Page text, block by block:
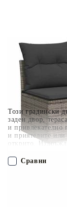
Този градински
заден двор,
и привлекателно
и приятелите или
открито.
полиратан, е
поддръжка, който
лесен за
поради своята
влияния.Функция
Всяка градинска
седалката,
покупки на
Плащане на 6
разпределя в
покупки на
Сравни